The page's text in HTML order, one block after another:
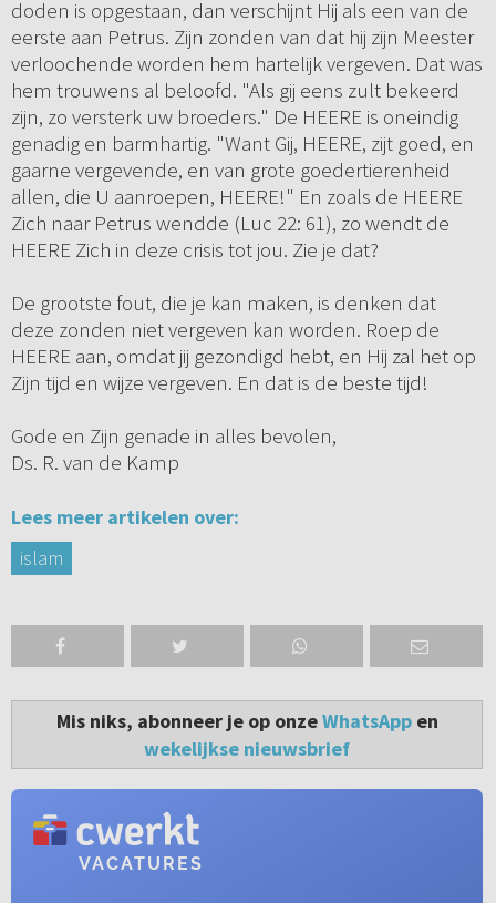
doden is opgestaan, dan verschijnt Hij als een van de
eerste aan Petrus. Zijn zonden van dat hij zijn Meester
verloochende worden hem hartelijk vergeven. Dat was
hem trouwens al beloofd. "Als gij eens zult bekeerd
zijn, zo versterk uw broeders." De HEERE is oneindig
genadig en barmhartig. "Want Gij, HEERE, zijt goed, en
gaarne vergevende, en van grote goedertierenheid
allen, die U aanroepen, HEERE!" En zoals de HEERE
Zich naar Petrus wendde (Luc 22: 61), zo wendt de
HEERE Zich in deze crisis tot jou. Zie je dat?
De grootste fout, die je kan maken, is denken dat
deze zonden niet vergeven kan worden. Roep de
HEERE aan, omdat jij gezondigd hebt, en Hij zal het op
Zijn tijd en wijze vergeven. En dat is de beste tijd!
Gode en Zijn genade in alles bevolen,
Ds. R. van de Kamp
Lees meer artikelen over:
islam
Mis niks, abonneer je op onzeWhatsAppen
wekelijkse nieuwsbrief